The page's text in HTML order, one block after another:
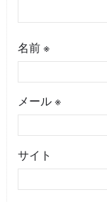
名前 ※
メール ※
サイト